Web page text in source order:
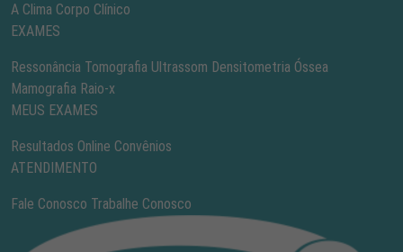
A Clima Corpo Clínico
EXAMES
Ressonância Tomografia Ultrassom Densitometria Óssea
Mamografia Raio-x
MEUS EXAMES
Resultados Online Convênios
ATENDIMENTO
Fale Conosco Trabalhe Conosco